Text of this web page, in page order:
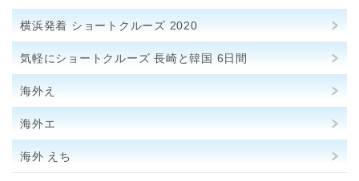
横浜発着 ショートクルーズ 2020
気軽にショートクルーズ 長崎と韓国 6日間
海外え
海外エ
海外 えち